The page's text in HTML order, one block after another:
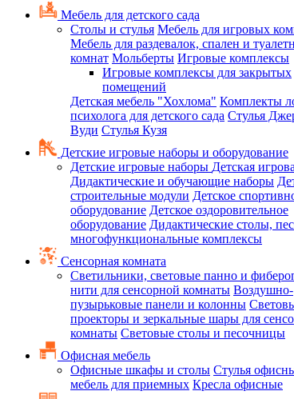
Мебель для детского сада
Столы и стулья Мебель для игровых
Мебель для раздевалок, спален и
комнат Мольберты Игровые комплексы
Игровые комплексы для закрытых
помещений
Детская мебель "Хохлома" Комплекты
психолога для детского сада Стулья
Вуди Стулья Кузя
Детские игровые наборы и оборудование
Детские игровые наборы Детская
Дидактические и обучающие наборы
строительные модули Детское
оборудование Детское оздоровительное
оборудование Дидактические столы,
многофункциональные комплексы
Сенсорная комната
Светильники, световые панно и
нити для сенсорной комнаты Воздушно-
пузырьковые панели и колонны
проекторы и зеркальные шары для
комнаты Световые столы и песочницы
Офисная мебель
Офисные шкафы и столы Стулья
мебель для приемных Кресла офисные